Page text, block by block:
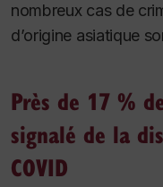
nombreux cas de
d’origine asiatique
Près de 17 %
signalé de la
COVID